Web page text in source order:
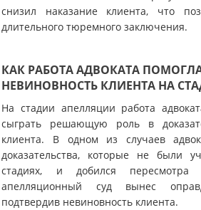
снизил наказание клиента, что
длительного тюремного заключения.
КАК РАБОТА АДВОКАТА
НЕВИНОВНОСТЬ КЛИЕНТА НА
На стадии апелляции работа
сыграть решающую роль в
клиента. В одном из случаев
доказательства, которые не были
стадиях, и добился пересмотра
апелляционный суд вынес
подтвердив невиновность клиента.